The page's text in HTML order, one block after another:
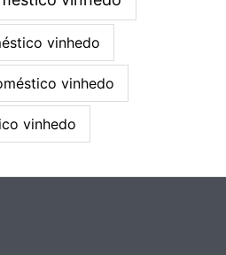
vinhedo
vinhedo
vinhedo